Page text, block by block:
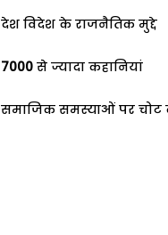
देश विदेश के राजनैतिक मुद्दे
7000 से ज्यादा कहानियां
समाजिक समस्याओं पर